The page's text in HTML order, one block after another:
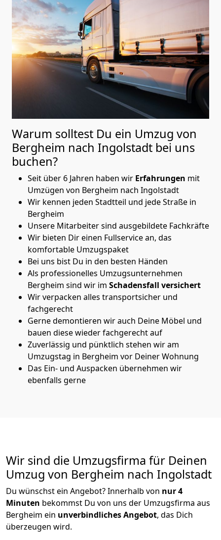
Warum solltest Du ein Umzug von
Bergheim nach Ingolstadt bei uns
buchen?
Seit über 6 Jahren haben wir Erfahrungen mit
Umzügen von Bergheim nach Ingolstadt
Wir kennen jeden Stadtteil und jede Straße in
Bergheim
Unsere Mitarbeiter sind ausgebildete Fachkräfte
Wir bieten Dir einen Fullservice an, das
komfortable Umzugspaket
Bei uns bist Du in den besten Händen
Als professionelles Umzugsunternehmen
Bergheim sind wir im Schadensfall versichert
Wir verpacken alles transportsicher und
fachgerecht
Gerne demontieren wir auch Deine Möbel und
bauen diese wieder fachgerecht auf
Zuverlässig und pünktlich stehen wir am
Umzugstag in Bergheim vor Deiner Wohnung
Das Ein- und Auspacken übernehmen wir
ebenfalls gerne
Wir sind die Umzugsfirma für Deinen
Umzug von Bergheim nach Ingolstadt
Du wünschst ein Angebot? Innerhalb von nur 4
Minuten bekommst Du von uns der Umzugsfirma aus
Bergheim ein unverbindliches Angebot, das Dich
überzeugen wird.